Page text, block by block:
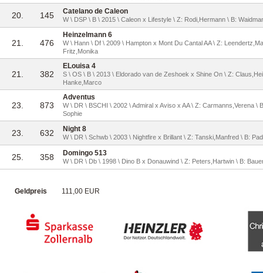
20. 145 Catelano de Caleon
W \ DSP \ B \ 2015 \ Caleon x Lifestyle \ Z: Rodi,Hermann \ B:
21. 476
Heinzelmann 6
W \ Hann \ Df \ 2009 \ Hampton x Mont Du Cantal AA \ Z:
Fritz,Monika
21. 382
ELouisa 4
S \ OS \ B \ 2013 \ Eldorado van de Zeshoek x Shine On \ Z:
Hanke,Marco
23. 873
Adventus
W \ DR \ BSCHI \ 2002 \ Admiral x Aviso x AA \ Z: Carmanns,Verena \
Sophie
23. 632 Night 8
W \ DR \ Schwb \ 2003 \ Nightfire x Brillant \ Z: Tanski,Manfred \ B:
25. 358 Domingo 513
W \ DR \ Db \ 1998 \ Dino B x Donauwind \ Z: Peters,Hartwin \ B:
Geldpreis 111,00 EUR